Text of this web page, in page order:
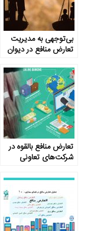
بی‌توجهی به مدیریت
تعارض منافع در دیوان
تعارض منافع بالقوه در
شرکت‌های تعاونی